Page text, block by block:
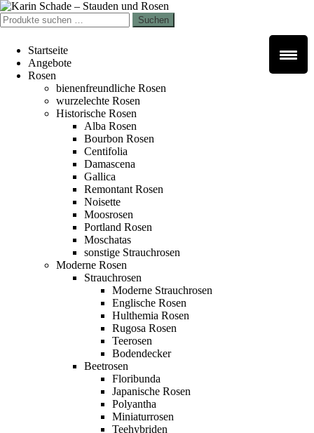
Zur
Navigation
springen
Zum
Inhalt
springen
Suchen
nach:
Suchen
Startseite
Angebote
Rosen
bienenfreundliche Rosen
wurzelechte Rosen
Historische Rosen
Alba Rosen
Bourbon Rosen
Centifolia
Damascena
Gallica
Remontant Rosen
Noisette
Moosrosen
Portland Rosen
Moschatas
sonstige Strauchrosen
Moderne Rosen
Strauchrosen
Moderne Strauchrosen
Englische Rosen
Hulthemia Rosen
Rugosa Rosen
Teerosen
Bodendecker
Beetrosen
Floribunda
Japanische Rosen
Polyantha
Miniaturrosen
Teehybriden